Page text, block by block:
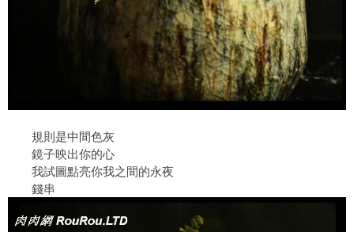
規則是中間色灰
鏡子映出你的心
我試圖點亮你我之間的永夜
錢串